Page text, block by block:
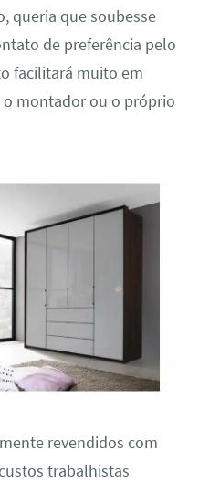
queria que soubesse
de preferência pelo
facilitará muito em
o montador ou o próprio
revendidos com
trabalhistas